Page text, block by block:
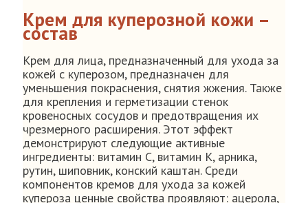
Крем для куперозной кожи –
состав
Крем для лица, предназначенный для ухода за
кожей с куперозом, предназначен для
уменьшения покраснения, снятия жжения. Также
для крепления и герметизации стенок
кровеносных сосудов и предотвращения их
чрезмерного расширения. Этот эффект
демонстрируют следующие активные
ингредиенты: витамин С, витамин К, арника,
рутин, шиповник, конский каштан. Среди
компонентов кремов для ухода за кожей
купероза ценные свойства проявляют: ацерола,